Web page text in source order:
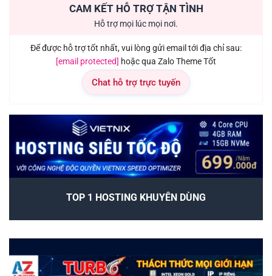
CAM KẾT HỖ TRỢ TẬN TÌNH
Hỗ trợ mọi lúc mọi nơi.
Để được hỗ trợ tốt nhất, vui lòng gửi email tới địa chỉ sau:
[email protected] hoặc qua Zalo Theme Tốt
Chat hỗ trợ trực tuyến
TOP 1 HOSTING KHUYÊN DÙNG